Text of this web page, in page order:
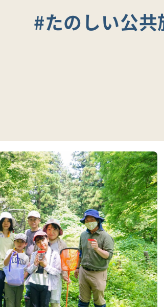
#たのしい公共